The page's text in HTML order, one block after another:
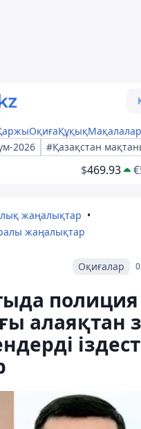
ОқиғаҚұқықМақалалар
2026
#Қазақстан
$469.93 €
жаңалықтар
жаңалықтар
Оқиғалар
полиция
алаяқтан